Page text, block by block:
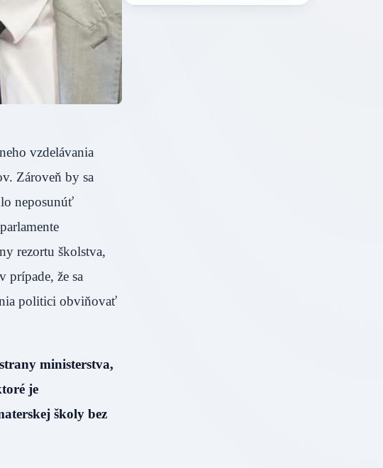
vzdelávania
Zároveň by sa
neposunúť
rezortu školstva,
prípade, že sa
politici obviňovať
ministerstva,
je
školy bez